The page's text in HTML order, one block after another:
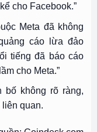
cho Facebook.”
Meta đã không
cáo lừa đảo
tiếng đã báo cáo
cho Meta.”
bố không rõ ràng,
liên quan.